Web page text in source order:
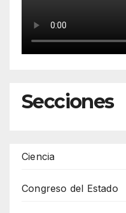
Secciones
Ciencia
Congreso del Estado